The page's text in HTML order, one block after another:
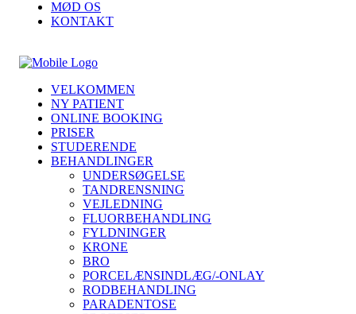
MØD OS
KONTAKT
VELKOMMEN
NY PATIENT
ONLINE BOOKING
PRISER
STUDERENDE
BEHANDLINGER
UNDERSØGELSE
TANDRENSNING
VEJLEDNING
FLUORBEHANDLING
FYLDNINGER
KRONE
BRO
PORCELÆNSINDLÆG/-ONLAY
RODBEHANDLING
PARADENTOSE